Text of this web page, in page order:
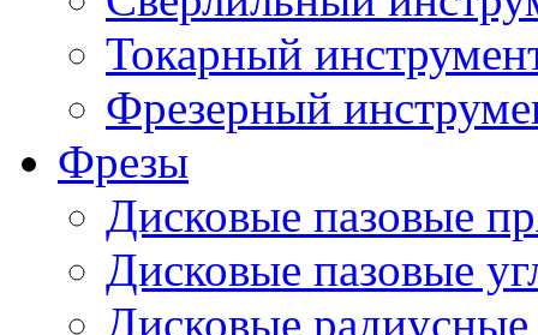
Токарный
Фрезерный
Фрезы
Дисковые пазовые
Дисковые пазовые
Дисковые